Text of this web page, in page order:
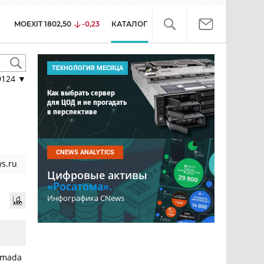
MOEXIT 1802,50 -0,23 КАТАЛОГ
▼
ТЕХНОЛОГИЯ МЕСЯЦА
Как выбрать сервер
для ЦОД и не прогадать
в перспективе
CNEWS ANALYTICS
Цифровые активы
«Росатома».
Инфографика CNews